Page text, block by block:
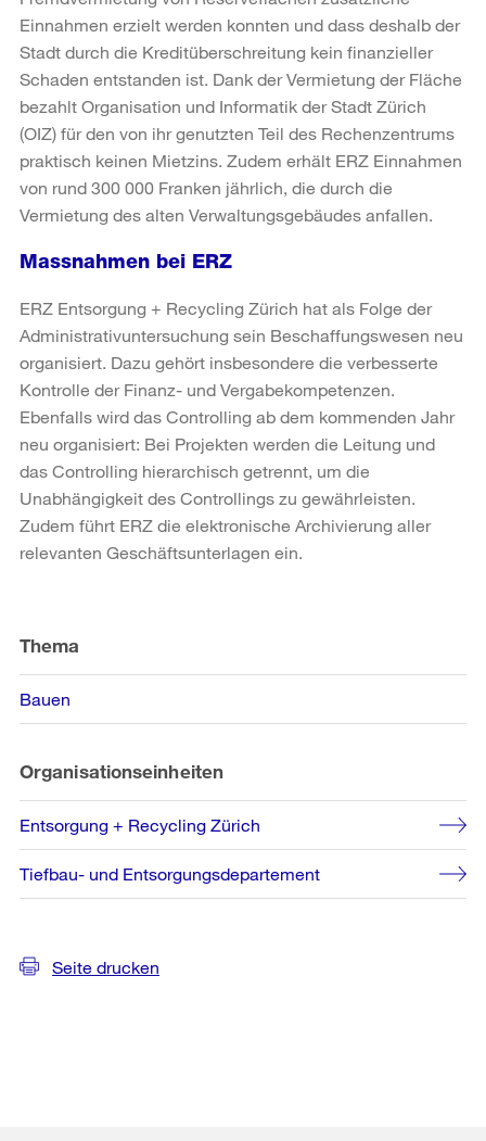
Einnahmen erzielt werden konnten und dass deshalb der
Stadt durch die Kreditüberschreitung kein finanzieller
Schaden entstanden ist. Dank der Vermietung der Fläche
bezahlt Organisation und Informatik der Stadt Zürich
(OIZ) für den von ihr genutzten Teil des Rechenzentrums
praktisch keinen Mietzins. Zudem erhält ERZ Einnahmen
von rund 300 000 Franken jährlich, die durch die
Vermietung des alten Verwaltungsgebäudes anfallen.
Massnahmen bei ERZ
ERZ Entsorgung + Recycling Zürich hat als Folge der
Administrativuntersuchung sein Beschaffungswesen neu
organisiert. Dazu gehört insbesondere die verbesserte
Kontrolle der Finanz- und Vergabekompetenzen.
Ebenfalls wird das Controlling ab dem kommenden Jahr
neu organisiert: Bei Projekten werden die Leitung und
das Controlling hierarchisch getrennt, um die
Unabhängigkeit des Controllings zu gewährleisten.
Zudem führt ERZ die elektronische Archivierung aller
relevanten Geschäftsunterlagen ein.
Informationen
Thema
Bauen
Organisationseinheiten
Entsorgung + Recycling Zürich
Tiefbau- und Entsorgungsdepartement
Seite drucken